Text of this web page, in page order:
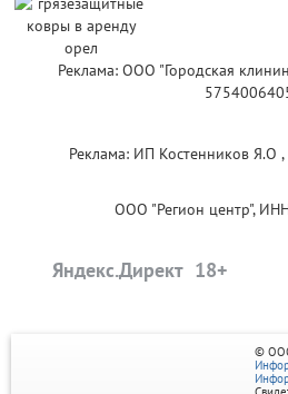
Реклама: ООО "Городская
Реклама: ИП Костенников
ООО "Регион центр",
Яндекс.Директ
©